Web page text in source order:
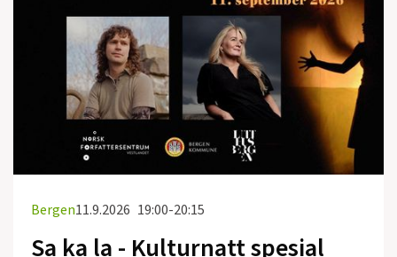
Bergen11.9.2026 19:00-20:15
Sa ka la - Kulturnatt spesial